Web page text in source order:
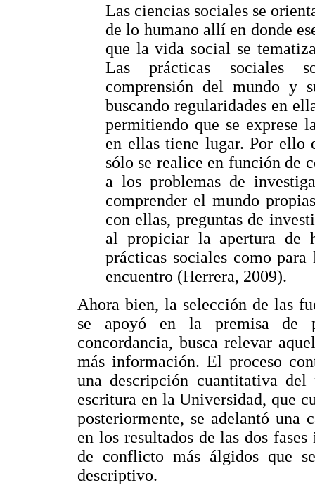
Las ciencias sociales se
de lo humano allí en donde
que la vida social se
Las prácticas sociales
comprensión del mundo y
buscando regularidades en
permitiendo que se exprese
en ellas tiene lugar. Por ello
sólo se realice en función de
a los problemas de
comprender el mundo
con ellas, preguntas de
al propiciar la apertura de
prácticas sociales como
encuentro (Herrera, 2009).
Ahora bien, la selección de las
se apoyó en la premisa de
concordancia, busca relevar
más información. El proceso
una descripción cuantitativa
escritura en la Universidad, que
posteriormente, se adelantó una
en los resultados de las dos
de conflicto más álgidos que
descriptivo.